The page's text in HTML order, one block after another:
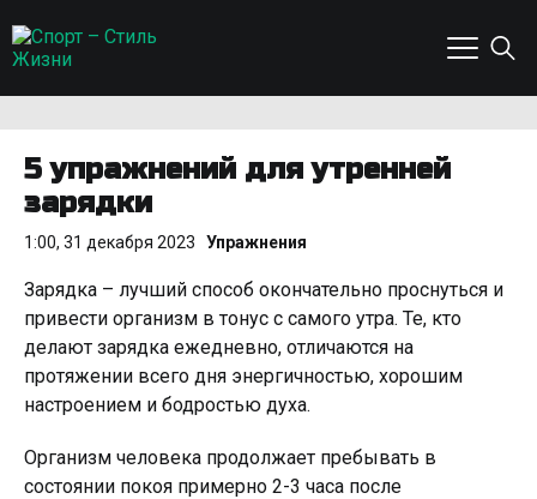
5 упражнений для утренней
зарядки
1:00, 31 декабря 2023 Упражнения
Зарядка – лучший способ окончательно проснуться и
привести организм в тонус с самого утра. Те, кто
делают зарядка ежедневно, отличаются на
протяжении всего дня энергичностью, хорошим
настроением и бодростью духа.
Организм человека продолжает пребывать в
состоянии покоя примерно 2-3 часа после